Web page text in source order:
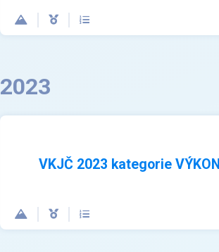
2023
VKJČ 2023 kategorie VÝKON